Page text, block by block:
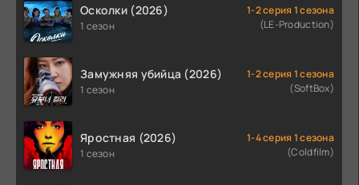
Осколки (2026)
1 сезон
1-2 серия 1 сезона
(LE-Production)
Замужняя убийца (2026)
1 сезон
1-2 серия 1 сезона
(SoftBox)
Яростная (2026)
1 сезон
1-4 серия 1 сезона
(Coldfilm)